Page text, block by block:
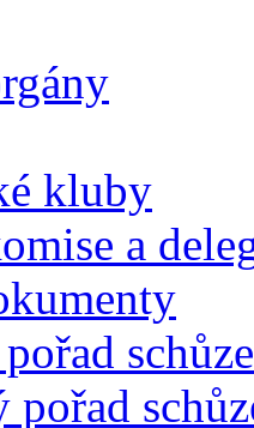
kluby
a
schůze
pořad